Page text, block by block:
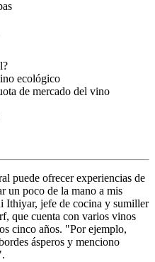
ecológico
de mercado del vino
puede ofrecer experiencias de
un poco de la mano a mis
Ithiyar, jefe de cocina y sumiller
que cuenta con varios vinos
cinco años. "Por ejemplo,
ásperos y menciono